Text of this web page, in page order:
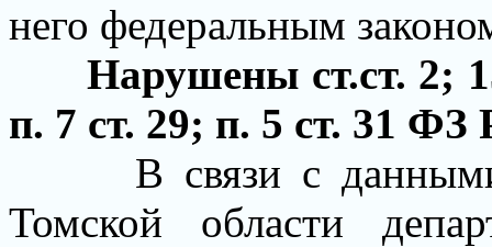
него федеральным
Нарушены ст.ст. 2;
п. 7 ст. 29; п. 5 ст. 31 ФЗ
В связи с
Томской области